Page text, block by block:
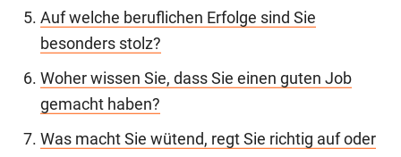
Auf welche beruflichen Erfolge sind Sie
besonders stolz?
Woher wissen Sie, dass Sie einen guten Job
gemacht haben?
Was macht Sie wütend, regt Sie richtig auf oder